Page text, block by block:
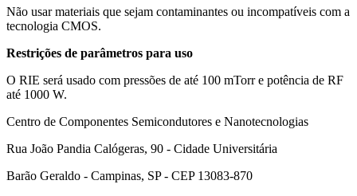
Não usar materiais que sejam contaminantes ou incompatíveis com a
tecnologia CMOS.
Restrições de parâmetros para uso
O RIE será usado com pressões de até 100 mTorr e potência de RF
até 1000 W.
Centro de Componentes Semicondutores e Nanotecnologias
Rua João Pandia Calógeras, 90 - Cidade Universitária
Barão Geraldo - Campinas, SP - CEP 13083-870